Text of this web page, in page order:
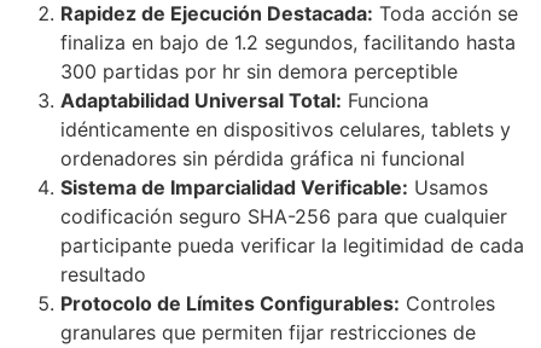
Rapidez de Ejecución Destacada: Toda acción se
finaliza en bajo de 1.2 segundos, facilitando hasta
300 partidas por hr sin demora perceptible
Adaptabilidad Universal Total: Funciona
idénticamente en dispositivos celulares, tablets y
ordenadores sin pérdida gráfica ni funcional
Sistema de Imparcialidad Verificable: Usamos
codificación seguro SHA-256 para que cualquier
participante pueda verificar la legitimidad de cada
resultado
Protocolo de Límites Configurables: Controles
granulares que permiten fijar restricciones de